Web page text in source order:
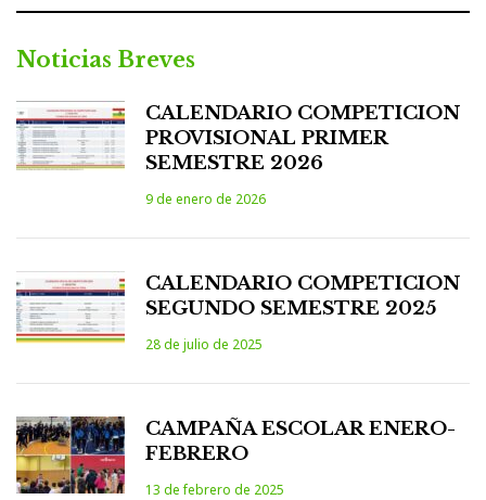
Noticias Breves
CALENDARIO COMPETICION
PROVISIONAL PRIMER
SEMESTRE 2026
9 de enero de 2026
CALENDARIO COMPETICION
SEGUNDO SEMESTRE 2025
28 de julio de 2025
CAMPAÑA ESCOLAR ENERO-
FEBRERO
13 de febrero de 2025